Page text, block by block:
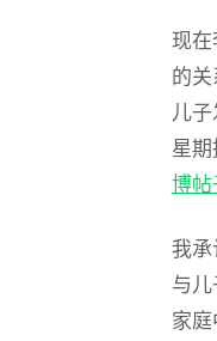
现
的
儿
星
博帖
我承
与
家